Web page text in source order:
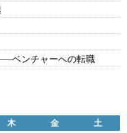
ベンチャーへの転職
木 金
土